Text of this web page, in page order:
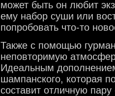
может быть он любит
ему набор суши или
попробовать что-то
Также с помощью
неповторимую
Идеальным
шампанского, которая
составит отличную